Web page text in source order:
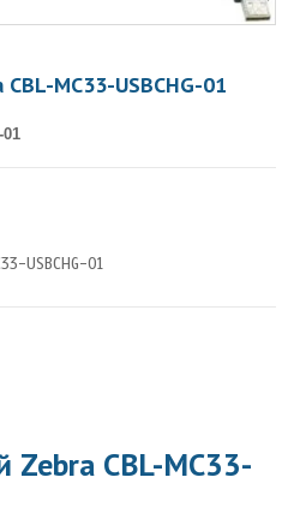
MC33-USBCHG-01
01
USBCHG-01
Zebra CBL-MC33-